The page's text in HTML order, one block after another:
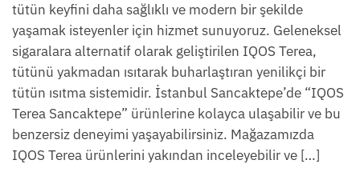
tütün keyfini daha sağlıklı ve modern bir şekilde
yaşamak isteyenler için hizmet sunuyoruz. Geleneksel
sigaralara alternatif olarak geliştirilen IQOS Terea,
tütünü yakmadan ısıtarak buharlaştıran yenilikçi bir
tütün ısıtma sistemidir. İstanbul Sancaktepe’de “IQOS
Terea Sancaktepe” ürünlerine kolayca ulaşabilir ve bu
benzersiz deneyimi yaşayabilirsiniz. Mağazamızda
IQOS Terea ürünlerini yakından inceleyebilir ve […]